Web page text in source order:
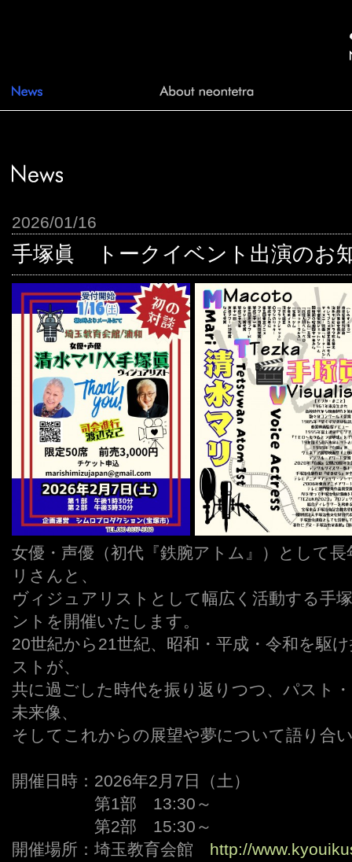
2026/01/16
手塚眞 トークイベント出演のお
女優・声優（初代『鉄腕アトム』）として
リさんと、
ヴィジュアリストとして幅広く活動する手
ントを開催いたします。
20世紀から21世紀、昭和・平成・令和を駆
ストが、
共に過ごした時代を振り返りつつ、パスト
未来像、
そしてこれからの展望や夢について語り合
開催日時：2026年2月7日（土）
第1部 13:30～
第2部 15:30～
開催場所：埼玉教育会館 http://